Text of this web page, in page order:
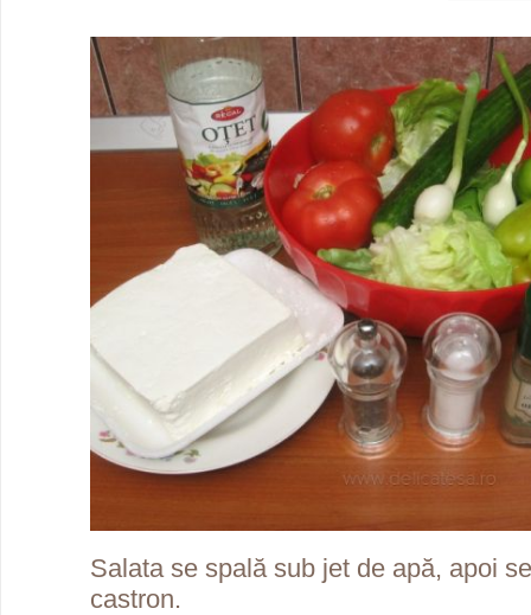
Salata se spală sub jet de apă, apoi
castron.